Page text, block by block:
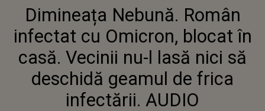
CU OMICRON, BLOCAT ÎN CASĂ. VECINII
NU-L LASĂ NICI SĂ DESCHIDĂ GEAMUL DE
FRICA INFECTĂRII. AUDIO
Dimineața Nebună. Român
infectat cu Omicron, blocat în
casă. Vecinii nu-l lasă nici să
deschidă geamul de frica
infectării. AUDIO